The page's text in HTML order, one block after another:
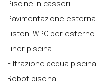
Piscine in casseri
Pavimentazione esterna
Listoni WPC per esterno
Liner piscina
Filtrazione acqua piscina
Robot piscina